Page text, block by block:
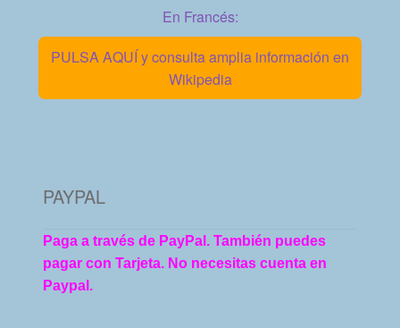
En Francés:
PULSA AQUÍ y consulta amplia información en
Wikipedia
PAYPAL
Paga a través de PayPal. También puedes
pagar con Tarjeta. No necesitas cuenta en
Paypal.